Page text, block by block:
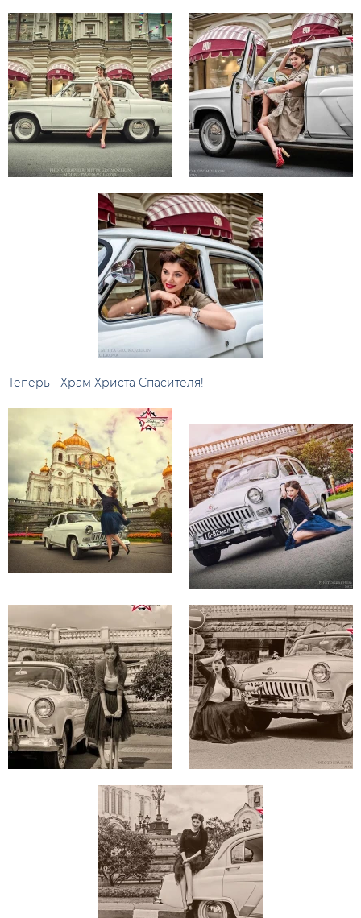
Теперь - Храм Христа Спасителя!